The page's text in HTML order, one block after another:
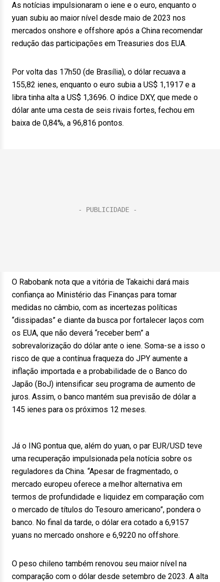
As notícias impulsionaram o iene e o euro, enquanto o
yuan subiu ao maior nível desde maio de 2023 nos
mercados onshore e offshore após a China recomendar
redução das participações em Treasuries dos EUA.
Por volta das 17h50 (de Brasília), o dólar recuava a
155,82 ienes, enquanto o euro subia a US$ 1,1917 e a
libra tinha alta a US$ 1,3696. O índice DXY, que mede o
dólar ante uma cesta de seis rivais fortes, fechou em
baixa de 0,84%, a 96,816 pontos.
O Rabobank nota que a vitória de Takaichi dará mais
confiança ao Ministério das Finanças para tomar
medidas no câmbio, com as incertezas políticas
“dissipadas” e diante da busca por fortalecer laços com
os EUA, que não deverá “receber bem” a
sobrevalorização do dólar ante o iene. Soma-se a isso o
risco de que a contínua fraqueza do JPY aumente a
inflação importada e a probabilidade de o Banco do
Japão (BoJ) intensificar seu programa de aumento de
juros. Assim, o banco mantém sua previsão de dólar a
145 ienes para os próximos 12 meses.
Já o ING pontua que, além do yuan, o par EUR/USD teve
uma recuperação impulsionada pela notícia sobre os
reguladores da China. “Apesar de fragmentado, o
mercado europeu oferece a melhor alternativa em
termos de profundidade e liquidez em comparação com
o mercado de títulos do Tesouro americano”, pondera o
banco. No final da tarde, o dólar era cotado a 6,9157
yuans no mercado onshore e 6,9220 no offshore.
O peso chileno também renovou seu maior nível na
comparação com o dólar desde setembro de 2023. A alta